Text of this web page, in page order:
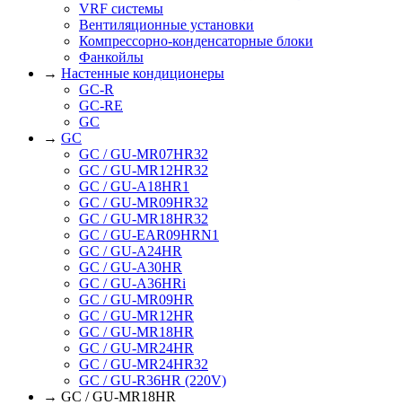
VRF системы
Вентиляционные установки
Компрессорно-конденсаторные блоки
Фанкойлы
→ Настенные кондиционеры
GC-R
GC-RE
GC
→ GC
GC / GU-MR07HR32
GC / GU-MR12HR32
GC / GU-A18HR1
GC / GU-MR09HR32
GC / GU-MR18HR32
GC / GU-EAR09HRN1
GC / GU-A24HR
GC / GU-A30HR
GC / GU-A36HRi
GC / GU-MR09HR
GC / GU-MR12HR
GC / GU-MR18HR
GC / GU-MR24HR
GC / GU-MR24HR32
GC / GU-R36HR (220V)
→ GC / GU-MR18HR